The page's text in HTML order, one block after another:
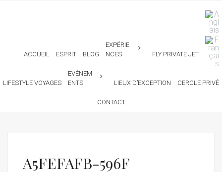
ACCUEIL ESPRIT BLOG
EXPÉRIE
NCES
FLY PRIVATE JET
LIFESTYLE VOYAGES
EVÉNEM
ENTS
LIEUX D’EXCEPTION CERCLE PRIVÉ
CONTACT
A5FEFAFB-596F